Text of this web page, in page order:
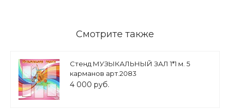
Смотрите также
Стенд МУЗЫКАЛЬНЫЙ ЗАЛ 1*1 м. 5
карманов арт.2083
4 000 руб.